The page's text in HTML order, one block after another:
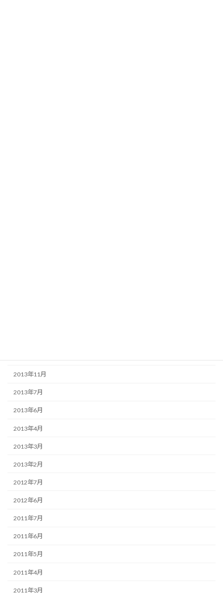
2013年11月
2013年7月
2013年6月
2013年4月
2013年3月
2013年2月
2012年7月
2012年6月
2011年7月
2011年6月
2011年5月
2011年4月
2011年3月